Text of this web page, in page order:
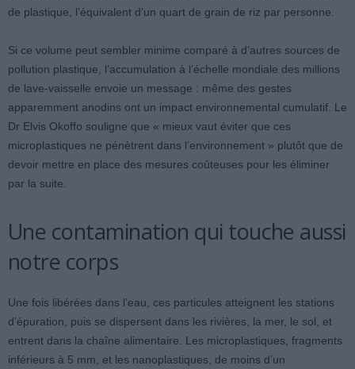
de plastique, l’équivalent d’un quart de grain de riz par personne.
Si ce volume peut sembler minime comparé à d’autres sources de
pollution plastique, l’accumulation à l’échelle mondiale des millions
de lave-vaisselle envoie un message : même des gestes
apparemment anodins ont un impact environnemental cumulatif. Le
Dr Elvis Okoffo souligne que « mieux vaut éviter que ces
microplastiques ne pénètrent dans l’environnement » plutôt que de
devoir mettre en place des mesures coûteuses pour les éliminer
par la suite.
Une contamination qui touche aussi
notre corps
Une fois libérées dans l’eau, ces particules atteignent les stations
d’épuration, puis se dispersent dans les rivières, la mer, le sol, et
entrent dans la chaîne alimentaire. Les microplastiques, fragments
inférieurs à 5 mm, et les nanoplastiques, de moins d’un